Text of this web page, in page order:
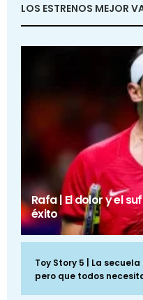
LOS ESTRENOS MEJOR
Rafa | El dolor y el
éxito
Toy Story 5 | La
pero que todos